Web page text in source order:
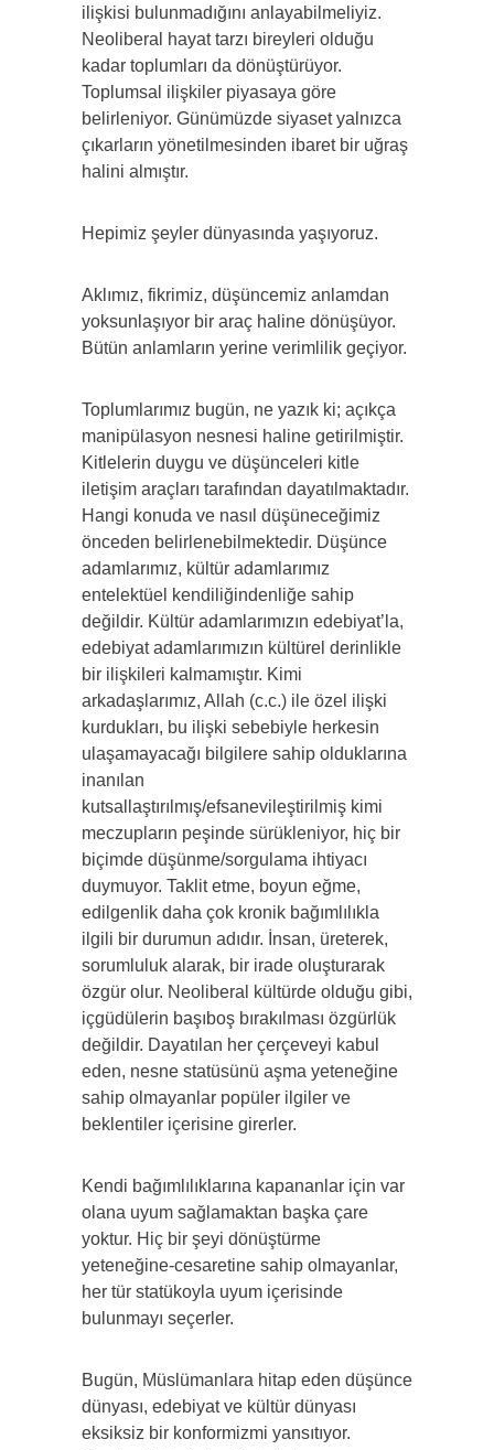
ilişkisi bulunmadığını anlayabilmeliyiz.
Neoliberal hayat tarzı bireyleri olduğu
kadar toplumları da dönüştürüyor.
Toplumsal ilişkiler piyasaya göre
belirleniyor. Günümüzde siyaset yalnızca
çıkarların yönetilmesinden ibaret bir uğraş
halini almıştır.
Hepimiz şeyler dünyasında yaşıyoruz.
Aklımız, fikrimiz, düşüncemiz anlamdan
yoksunlaşıyor bir araç haline dönüşüyor.
Bütün anlamların yerine verimlilik geçiyor.
Toplumlarımız bugün, ne yazık ki; açıkça
manipülasyon nesnesi haline getirilmiştir.
Kitlelerin duygu ve düşünceleri kitle
iletişim araçları tarafından dayatılmaktadır.
Hangi konuda ve nasıl düşüneceğimiz
önceden belirlenebilmektedir. Düşünce
adamlarımız, kültür adamlarımız
entelektüel kendiliğindenliğe sahip
değildir. Kültür adamlarımızın edebiyat’la,
edebiyat adamlarımızın kültürel derinlikle
bir ilişkileri kalmamıştır. Kimi
arkadaşlarımız, Allah (c.c.) ile özel ilişki
kurdukları, bu ilişki sebebiyle herkesin
ulaşamayacağı bilgilere sahip olduklarına
inanılan
kutsallaştırılmış/efsanevileştirilmiş kimi
meczupların peşinde sürükleniyor, hiç bir
biçimde düşünme/sorgulama ihtiyacı
duymuyor. Taklit etme, boyun eğme,
edilgenlik daha çok kronik bağımlılıkla
ilgili bir durumun adıdır. İnsan, üreterek,
sorumluluk alarak, bir irade oluşturarak
özgür olur. Neoliberal kültürde olduğu gibi,
içgüdülerin başıboş bırakılması özgürlük
değildir. Dayatılan her çerçeveyi kabul
eden, nesne statüsünü aşma yeteneğine
sahip olmayanlar popüler ilgiler ve
beklentiler içerisine girerler.
Kendi bağımlılıklarına kapananlar için var
olana uyum sağlamaktan başka çare
yoktur. Hiç bir şeyi dönüştürme
yeteneğine-cesaretine sahip olmayanlar,
her tür statükoyla uyum içerisinde
bulunmayı seçerler.
Bugün, Müslümanlara hitap eden düşünce
dünyası, edebiyat ve kültür dünyası
eksiksiz bir konformizmi yansıtıyor.